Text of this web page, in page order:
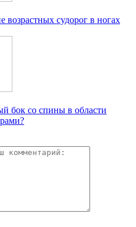
судорог в ногах
бок со спины в области